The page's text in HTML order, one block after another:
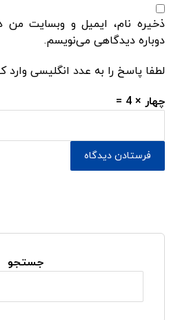
ذخیره نام، ایمیل و وبسایت من
دوباره دیدگاهی می‌نویسم.
لطفا پاسخ را به عدد انگلیسی وارد
چهار × 4 =
جستجو